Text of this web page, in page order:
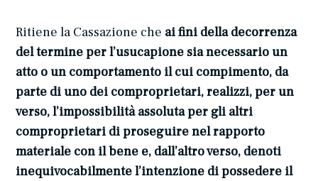
Ritiene la Cassazione che ai fini della decorrenza
del termine per l’usucapione sia necessario un
atto o un comportamento il cui compimento, da
parte di uno dei comproprietari, realizzi, per un
verso, l’impossibilità assoluta per gli altri
comproprietari di proseguire nel rapporto
materiale con il bene e, dall’altro verso, denoti
inequivocabilmente l’intenzione di possedere il